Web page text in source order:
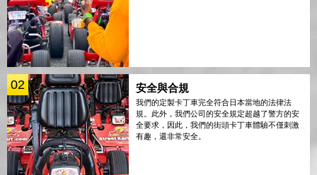
02 安全與合規
我們的定製卡丁車完全符合日本當地的法律法
規。此外，我們公司的安全規定超越了警方的安
全要求，因此，我們的街頭卡丁車體驗不僅刺激
有趣，還非常安全。